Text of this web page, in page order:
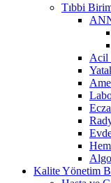
Tıbbi
Acil
Kalite Yönetim